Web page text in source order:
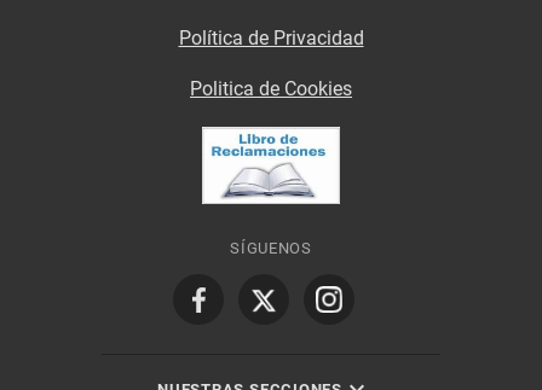
Política de Privacidad
Politica de Cookies
SÍGUENOS